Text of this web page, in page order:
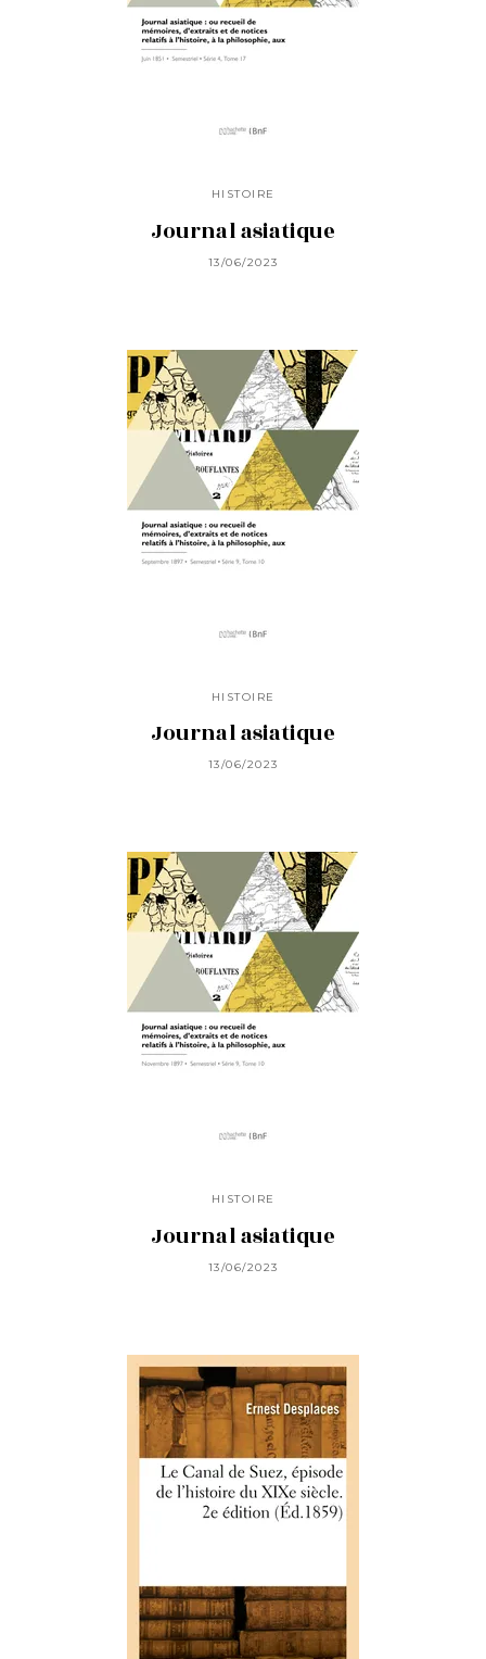
HISTOIRE
Journal asiatique
13/06/2023
HISTOIRE
Journal asiatique
13/06/2023
HISTOIRE
Journal asiatique
13/06/2023